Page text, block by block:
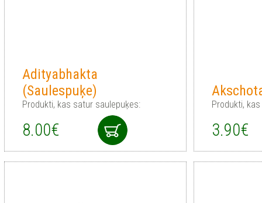
Adityabhakta
(Saulespuķe)
Produkti, kas satur saulepuķes:
8.00€
Produkti,
3.90€